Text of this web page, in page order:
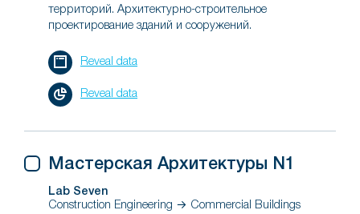
территорий. Архитектурно-строительное
проектирование зданий и сооружений.
Reveal data
Reveal data
Мастерская Архитектуры N1
Lab Seven
Construction Engineering → Commercial Buildings